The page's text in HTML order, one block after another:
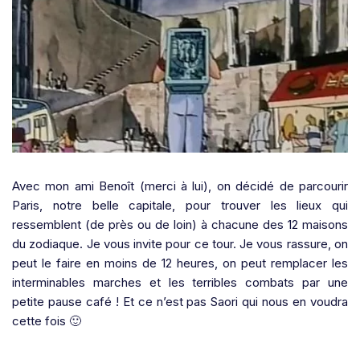
Avec mon ami Benoît (merci à lui), on décidé de parcourir
Paris, notre belle capitale, pour trouver les lieux qui
ressemblent (de près ou de loin) à chacune des 12 maisons
du zodiaque. Je vous invite pour ce tour. Je vous rassure, on
peut le faire en moins de 12 heures, on peut remplacer les
interminables marches et les terribles combats par une
petite pause café ! Et ce n’est pas Saori qui nous en voudra
cette fois 🙂